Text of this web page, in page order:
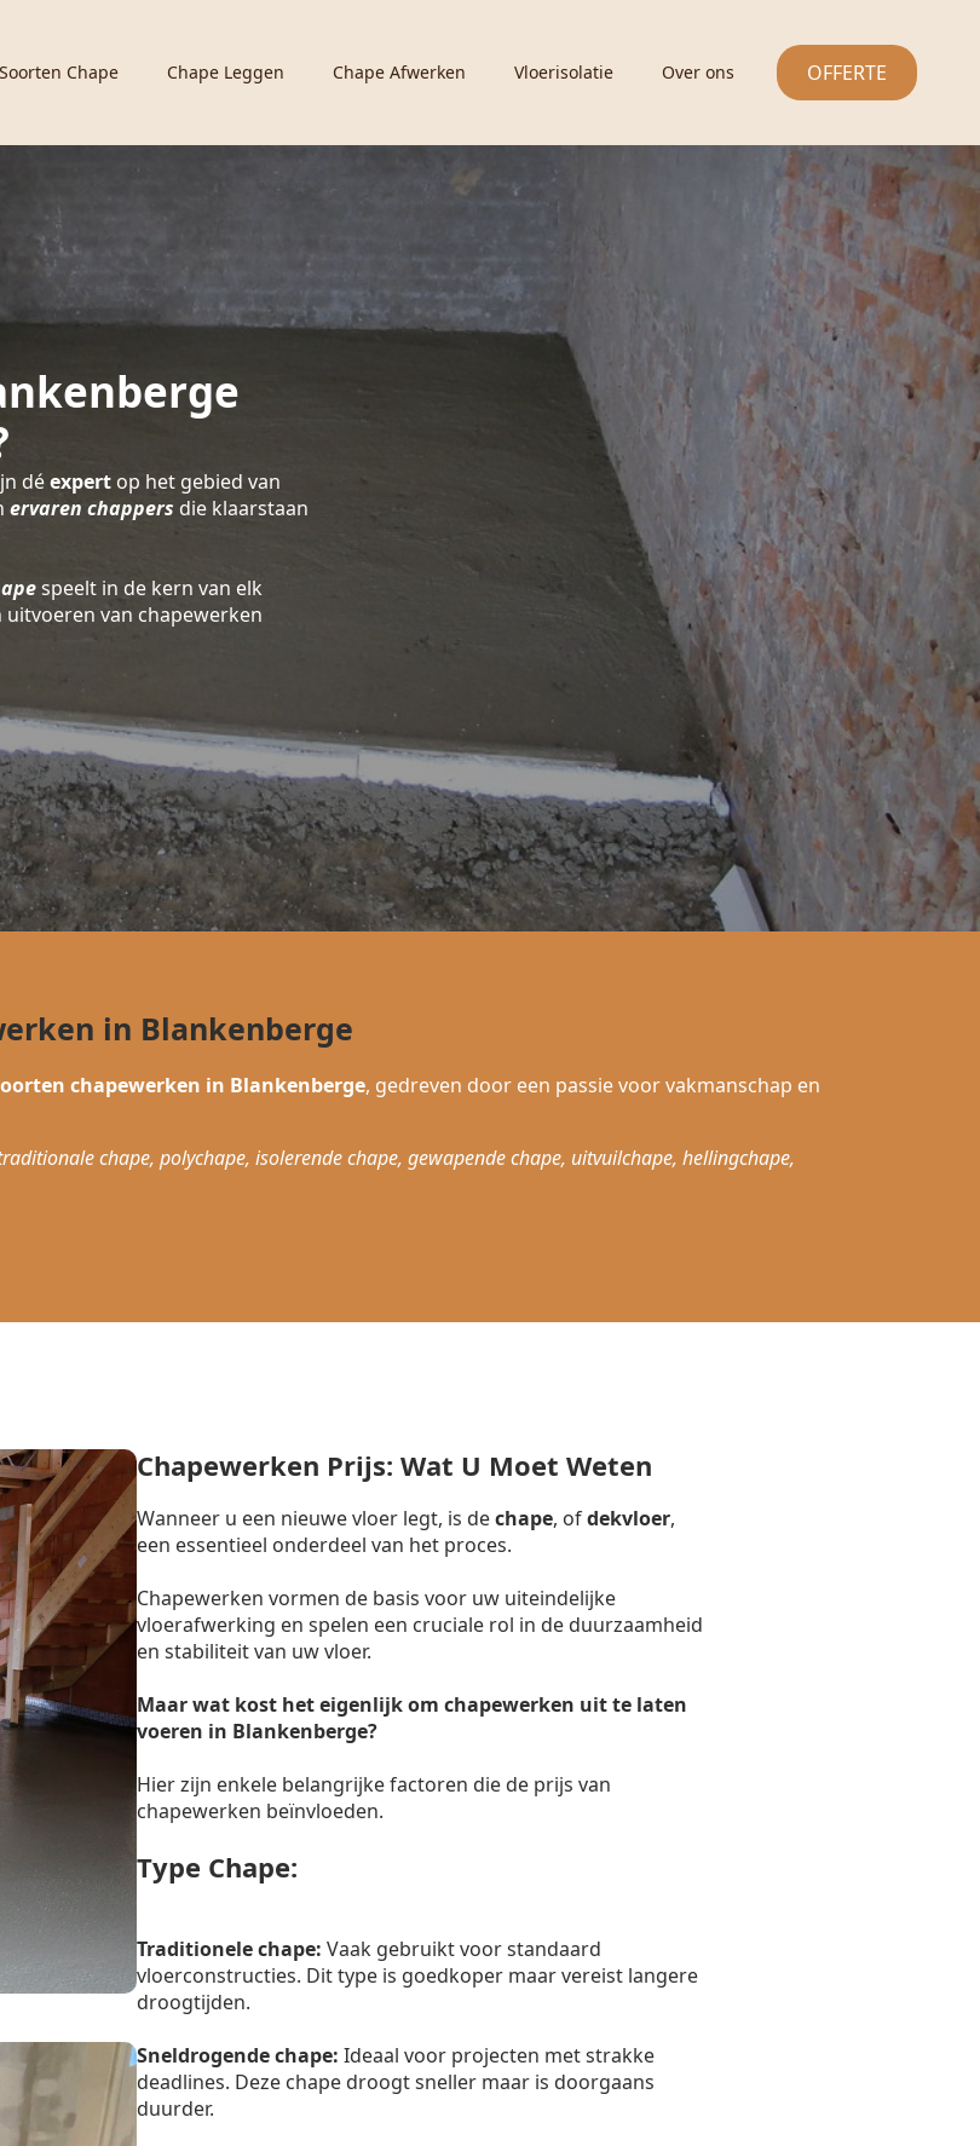
Soorten Chape Chape Leggen Chape Afwerken Vloerisolatie Over ons OFFERTE
déexpert op het gebied van
ervaren chappers die klaarstaan
speelt in de kern van elk
van chapewerken
in Blankenberge
chapewerken in Blankenberge, gedreven door een passie voor vakmanschap en
chape, polychape, isolerende chape, gewapende chape, uitvuilchape, hellingchape,
Chapewerken Prijs: Wat U Moet Weten
Wanneer u een nieuwe vloer legt, is dechape, ofdekvloer,
een essentieel onderdeel van het proces.
Chapewerken vormen de basis voor uw uiteindelijke
vloerafwerking en spelen een cruciale rol in de duurzaamheid
en stabiliteit van uw vloer.
Maar wat kost het eigenlijk om chapewerken uit te laten
voeren in Blankenberge?
Hier zijn enkele belangrijke factoren die de prijs van
chapewerken beïnvloeden.
Type Chape:
Traditionele chape: Vaak gebruikt voor standaard
vloerconstructies. Dit type is goedkoper maar vereist langere
droogtijden.
Sneldrogende chape: Ideaal voor projecten met strakke
deadlines. Deze chape droogt sneller maar is doorgaans
duurder.